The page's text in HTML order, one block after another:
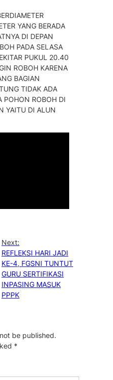
YANG BERADA
DI DEPAN
PADA SELASA
PUKUL 20.40
ROBOH KARENA
BAGIAN
TIDAK ADA
POHON ROBOH DI
YAITU DI ALUN
Next:
REFLEKSI HARI JADI
KE-4, FGSNI TUNTUT
GURU SERTIFIKASI
INPASING MASUK
PPPK
be published.
*